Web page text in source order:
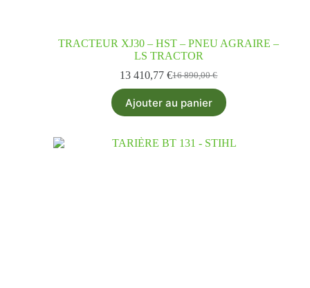
TRACTEUR XJ30 – HST – PNEU AGRAIRE –
LS TRACTOR
16 890,00€
13 410,77€
Ajouter au panier